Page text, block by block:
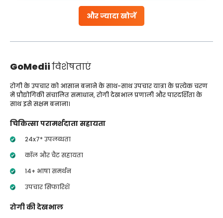
और ज्यादा खोजें
GoMediiविशेषताएं
रोगी के उपचार को आसान बनाने के साथ-साथ उपचार यात्रा के प्रत्येक चरण
में प्रौद्योगिकी संचालित समाधान, रोगी देखभाल प्रणाली और पारदर्शिता के
साथ इसे सक्षम बनाना।
चिकित्सा परामर्शदाता सहायता
24x7* उपलब्धता
कॉल और चैट सहायता
14+ भाषा समर्थन
उपचार सिफारिशें
रोगी की देखभाल